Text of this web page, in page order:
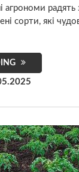
агрономи радять
сорти, які